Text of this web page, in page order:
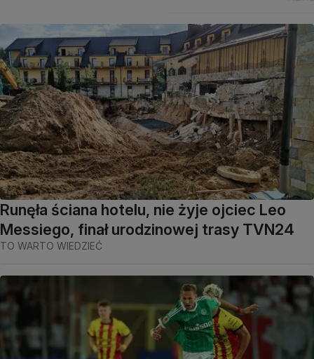
Runęła ściana hotelu, nie żyje ojciec Leo
Messiego, finał urodzinowej trasy TVN24
TO WARTO WIEDZIEĆ